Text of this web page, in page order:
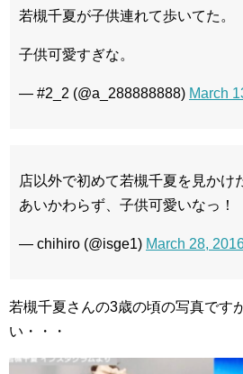
若槻千夏が子供連れて歩いてた。
子供可愛すぎな。
— #2_2 (@a_288888888) March
店以外で初めて若槻千夏を見かけ
あいかわらず、子供可愛いなっ！
— chihiro (@isge1) March 28,
若槻千夏さんの3歳の頃の写真です
い・・・